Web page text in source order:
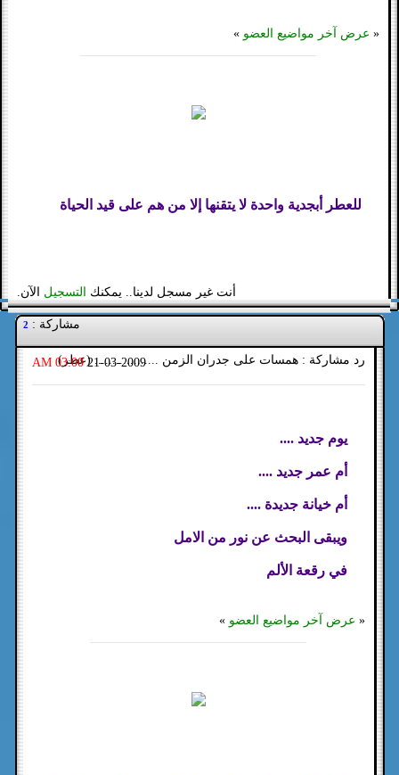
« عرض آخر مواضيع العضو »
للعطر أبجدية واحدة لا يتقنها إلا من هم على قيد الحياة
أنت غير مسجل لدينا.. يمكنك التسجيل الآن.
مشاركة : 2
رد مشاركة : همسات على جدران الزمن .................. (عطر)
21-03-2009
03:00 AM
يوم جديد ....
أم عمر جديد ....
أم خيانة جديدة ....
ويبقى البحث عن نور من الامل
في رقعة الألم
« عرض آخر مواضيع العضو »